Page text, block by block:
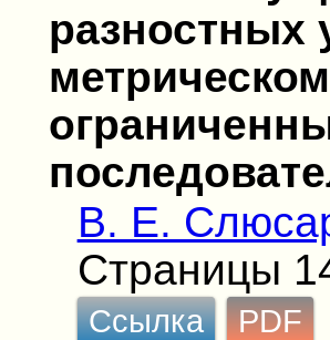
разностных
В. Е.
Страницы
Ссылка PDF